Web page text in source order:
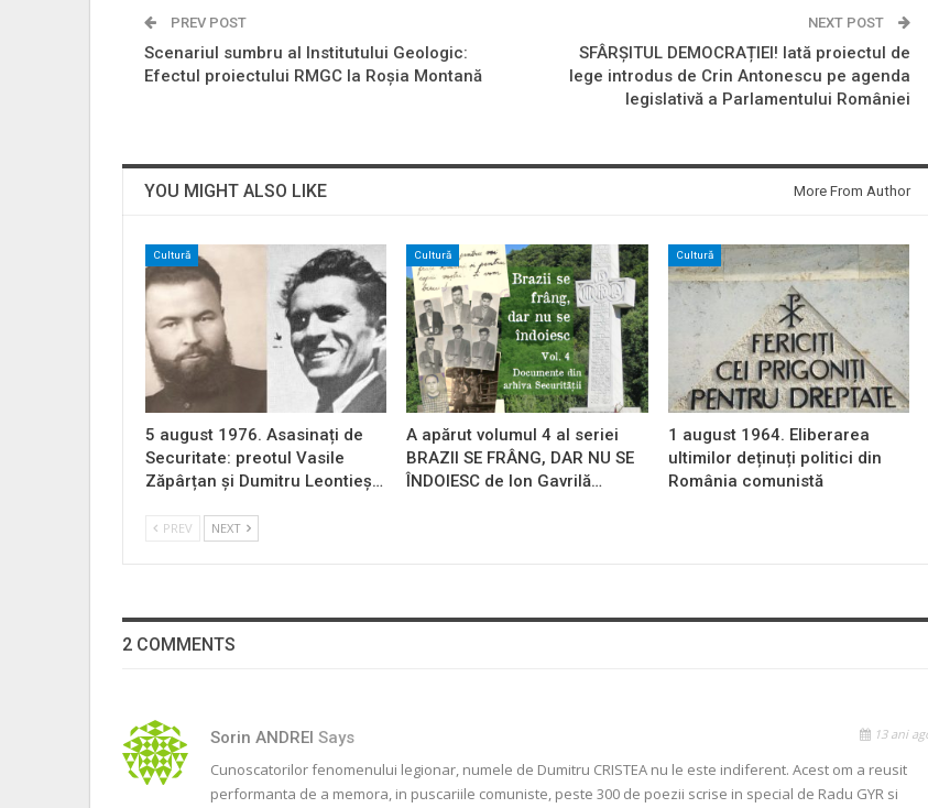
PREV POST
Scenariul sumbru al Institutului Geologic:
Efectul proiectului RMGC la Roşia Montană
NEXT POST
SFÂRȘITUL DEMOCRAȚIEI! Iată proiectul de
lege introdus de Crin Antonescu pe agenda
legislativă a Parlamentului României
YOU MIGHT ALSO LIKE More From Author
Cultură
5 august 1976. Asasinați de
Securitate: preotul Vasile
Zăpârțan și Dumitru Leontieș…
Cultură
A apărut volumul 4 al seriei
BRAZII SE FRÂNG, DAR NU SE
ÎNDOIESC de Ion Gavrilă…
Cultură
1 august 1964. Eliberarea
ultimilor deținuți politici din
România comunistă
PREV NEXT
2 COMMENTS
Sorin ANDREI Says 13 ani
Cunoscatorilor fenomenului legionar, numele de Dumitru CRISTEA nu le este indiferent. Acest om a reusit
performanta de a memora, in puscariile comuniste, peste 300 de poezii scrise in special de Radu GYR si